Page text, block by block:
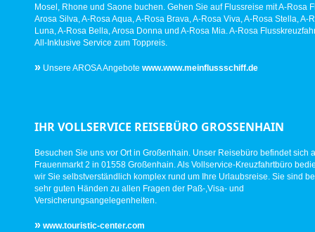
Mosel, Rhone und Saone buchen. Gehen Sie auf Flussreise mit A-Rosa
Arosa Silva, A-Rosa Aqua, A-Rosa Brava, A-Rosa Viva, A-Rosa Stella, A-
Luna, A-Rosa Bella, Arosa Donna und A-Rosa Mia. A-Rosa
All-Inklusive Service zum Toppreis.
» Unsere AROSA Angebote www.www.meinflussschiff.de
IHR VOLLSERVICE REISEBÜRO GROSSENHAIN
Besuchen Sie uns vor Ort in Großenhain. Unser Reisebüro befindet sich
Frauenmarkt 2 in 01558 Großenhain. Als Vollservice-Kreuzfahrtbüro
wir Sie selbstverständlich komplex rund um Ihre Urlaubsreise. Sie sind
sehr guten Händen zu allen Fragen der Paß-,Visa- und
Versicherungsangelegenheiten.
» www.touristic-center.com